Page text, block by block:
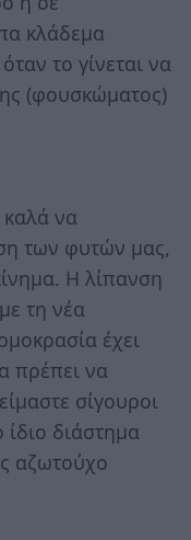
κλάδεμα
το γίνεται να
(φουσκώματος)
καλά να
των φυτών μας,
Η λίπανση
τη νέα
έχει
πρέπει να
σίγουροι
ίδιο διάστημα
αζωτούχο